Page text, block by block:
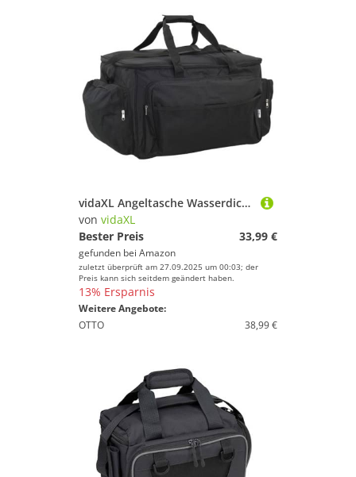
vidaXL Angeltasche Wasserdicht Schwarz Oxford-Gewebe, wasserdichte Angeltasche, Anglertasche, Angeltasche wasserdicht, Tasche für Angelausrüstung
von vidaXL
Bester Preis
33,99 €
gefunden bei Amazon
zuletzt überprüft am 27.09.2025 um 00:03; der
Preis kann sich seitdem geändert haben.
13% Ersparnis
Weitere Angebote:
OTTO
38,99 €